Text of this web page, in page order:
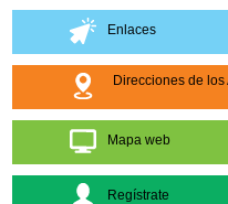
Enlaces
Direcciones de
Mapa web
Regístrate